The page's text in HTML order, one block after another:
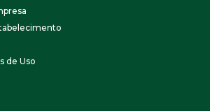
de Uso